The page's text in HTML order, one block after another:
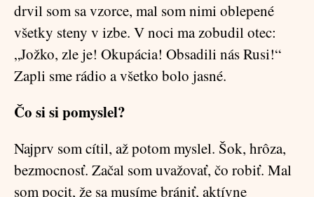
drvil som sa vzorce, mal som nimi oblepené
všetky steny v izbe. V noci ma zobudil otec:
„Jožko, zle je! Okupácia! Obsadili nás Rusi!“
Zapli sme rádio a všetko bolo jasné.
Čo si si pomyslel?
Najprv som cítil, až potom myslel. Šok, hrôza,
bezmocnosť. Začal som uvažovať, čo robiť. Mal
som pocit, že sa musíme brániť, aktívne